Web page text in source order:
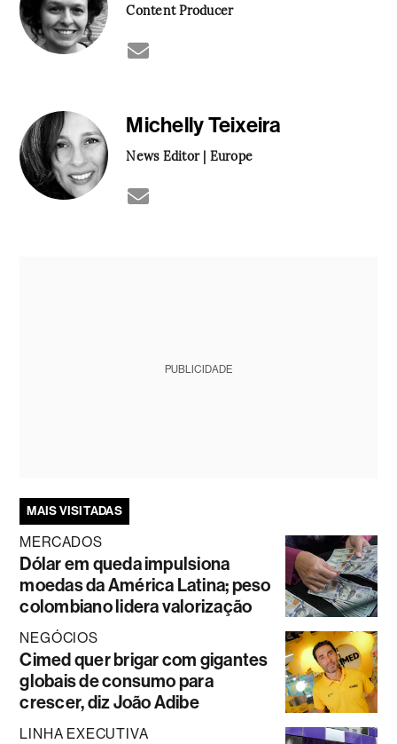
Content Producer
Michelly Teixeira
News Editor | Europe
PUBLICIDADE
MAIS VISITADAS
MERCADOS
Dólar em queda impulsiona
moedas da América Latina; peso
colombiano lidera valorização
NEGÓCIOS
Cimed quer brigar com gigantes
globais de consumo para
crescer, diz João Adibe
LINHA EXECUTIVA